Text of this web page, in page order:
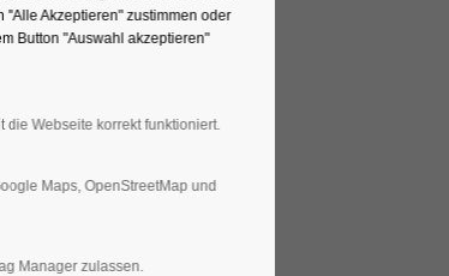
Comic-
Mitmach-Aktion
Akzeptieren" zustimmen oder
Button "Auswahl akzeptieren"
die Webseite korrekt funktioniert.
Maps, OpenStreetMap und
Manager zulassen.